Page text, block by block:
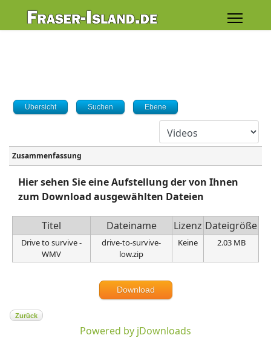
Übersicht Suchen Ebene
Zusammenfassung
Hier sehen Sie eine Aufstellung der von Ihnen
zum Download ausgewählten Dateien
Titel Dateiname Lizenz Dateigröße
Drive to survive -
WMV
drive-to-survive-
low.zip
Keine 2.03 MB
Download
Zurück
Powered by jDownloads